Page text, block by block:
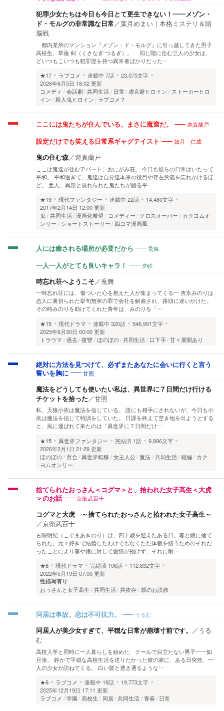
犯罪少女たちは今日も今日とて更生できない！――メゾン・
ド・モルグの非常識な日常／葉月めまい｜本格ミステリ＆頭
脳戦
都内某所のマンション『メゾン・ド・モルグ』に引っ越してきた男子
高校生、草薙 剣（くさなぎ つるぎ）。 同じ階に住む三人の少女は、
どいつもこいつも犯罪歴を持つ異常者ばかりだった…
★17
ラブコメ 連載中 7話
23,075文字
2026年6月5日 18:02 更新
コメディ
会話劇 共同生活 日常 虚言癖ヒロイン
ストーカーヒロ
イン
殺人鬼ヒロイン ラブコメ？
ここには鬼たちが住んでいる。まさに魔窟だ。 遊真蘭戸
設定だけでも笑える日常系ギャグテイスト 如月 仁成
鬼の住む森／遊真蘭戸
ここは鬼達が住むアパート、おにがみ荘。 今日も彼らの日常はいたって
平和。 平和過ぎて、鬼達は自分達本来の役目や存在意義を忘れかけるほ
ど。 亜人、異形と畏れられた鬼たちが贈る平…
★19
現代ファンタジー 連載中 22話
14,480文字
2017年2月14日 12:00 更新
鬼
共同生活 漫画化希望 コメディー クロスオーバー
カクヨムオ
ンリー
ショートストーリー 四コマ漫画風
人には癒される場所が必要だから 兎舞
一人一人がとても良いキャラ！ 夕砂
時忘れ荘へようこそ／兎舞
―時忘れ荘には、傷ついた心を抱えた人が集まってくる― 吉永みのりは
恋人に裏切られた挙句無実の罪で会社を解雇され、路頭に迷いかけた。
その時みのりを助けてくれた青年は、みのりを「…
★15
現代ドラマ 連載中 320話
546,991文字
2025年6月30日 00:00 更新
トラウマ
過去 復讐 ほのぼの 共同生活 口下手 甘々展開あり
絶対に方法を見つけて、必ずまたあなたに会いに行くと言う
誓いを胸に
甘照
魔法をどうしても使いたい私は、異世界に７日間だけ行ける
チケットを拾った ／甘照
私、天狼小依は魔法を信じている。 誰にも相手にされないが、今日も小
依は魔法を信じて特訓をしていた。 日課を終えて空き地を出ようとする
と、風に運ばれて来たのは『異世界に７日間だけ…
★15
異世界ファンタジー 完結済 1話
9,996文字
2026年2月1日 21:29 更新
ほのぼの 百合 異世界転移 女主人公 魔法 共同生活 短編
カク
ヨムオンリー
捨てられたおっさん＜コグマ＞と、拾われた女子高生＜大虎
＞のお話
京衛武百十
コグマと大虎 ～捨てられたおっさんと拾われた女子高生～
／京衛武百十
古隈明紀（こぐまあきのり）は、四十歳を迎えたある日、妻と娘に捨て
られた。元々好きで結婚したわけでもなくただ体裁を繕うためのそれだ
ったことにより妻や娘に対して愛情が抱けず、それに耐…
★6
現代ドラマ 完結済 106話
112,832文字
2022年5月19日 07:00 更新
性描写有り
おっさんと女子高生 共同生活 共依存 親のお説教
同居は事故。恋は不可抗力。 うるむ
同居人が美少女すぎて、平穏な日常が崩壊寸前です。 ／ うる
む
高校入学と同時に一人暮らしを始めた、クールで目立たない男子――如
月湊。 静かで平穏な高校生活を送りたかった彼の家に、ある日突然、一
人の少女が訪ねてくる。 白い髪と透き通るような…
★6
ラブコメ 連載中 19話
19,773文字
2025年12月19日 17:11 更新
ラブコメ
学園 高校生 同居 共同生活 青春 日常